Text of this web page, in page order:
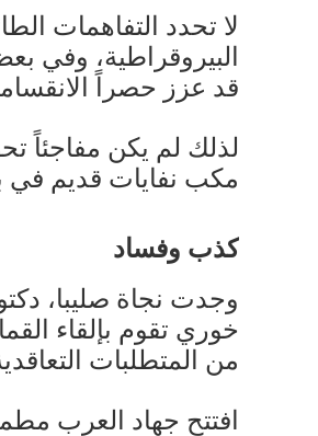
لا تحدد التفاهمات
البيروقراطية، وفي
قد عزز حصراً
مكب نفايات قديم في
كذب وفساد
خوري تقوم بإلقاء
من المتطلبات
افتتح جهاد العرب